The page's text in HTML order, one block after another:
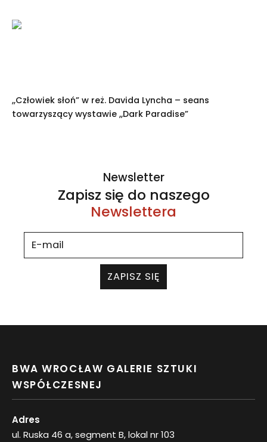
,,Człowiek słoń” w reż. Davida Lyncha – seans
towarzyszący wystawie ,,Dark Paradise”
Newsletter
Zapisz się do naszego
Newslettera
ZAPISZ SIĘ
BWA WROCŁAW GALERIE SZTUKI
WSPÓŁCZESNEJ
Adres
ul. Ruska 46 a, segment B, lokal nr 103